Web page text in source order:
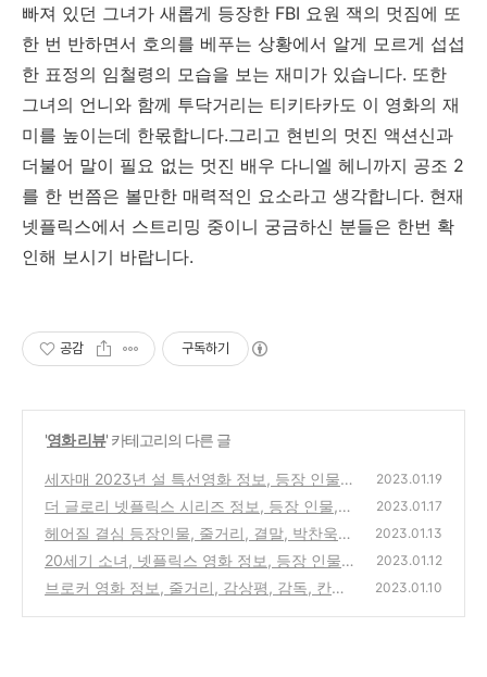
빠져 있던 그녀가 새롭게 등장한 FBI 요원 잭의 멋짐에 또
한 번 반하면서 호의를 베푸는 상황에서 알게 모르게 섭섭
한 표정의 임철령의 모습을 보는 재미가 있습니다. 또한
그녀의 언니와 함께 투닥거리는 티키타카도 이 영화의 재
미를 높이는데 한몫합니다.그리고 현빈의 멋진 액션신과
더불어 말이 필요 없는 멋진 배우 다니엘 헤니까지 공조 2
를 한 번쯤은 볼만한 매력적인 요소라고 생각합니다. 현재
넷플릭스에서 스트리밍 중이니 궁금하신 분들은 한번 확
인해 보시기 바랍니다.
공감 구독하기
'영화 리뷰' 카테고리의 다른 글
세자매 2023년 설 특선영화 정보, 등장 인물,
줄거리, 결말, 후기, 평점
(0)
2023.01.19
더 글로리 넷플릭스 시리즈 정보, 등장 인물,
줄거리, 시즌2 정보
(0)
2023.01.17
헤어질 결심 등장인물, 줄거리, 결말, 박찬욱
감독 칸영화제 수상 소식
(0)
2023.01.13
20세기 소녀, 넷플릭스 영화 정보, 등장 인물,
줄거리, 결말
(0)
2023.01.12
브로커 영화 정보, 줄거리, 감상평, 감독, 칸영
2023.01.10